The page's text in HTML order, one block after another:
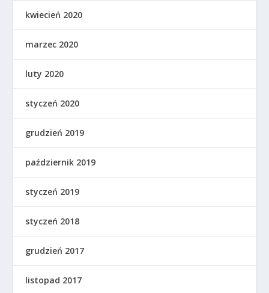
kwiecień 2020
marzec 2020
luty 2020
styczeń 2020
grudzień 2019
październik 2019
styczeń 2019
styczeń 2018
grudzień 2017
listopad 2017